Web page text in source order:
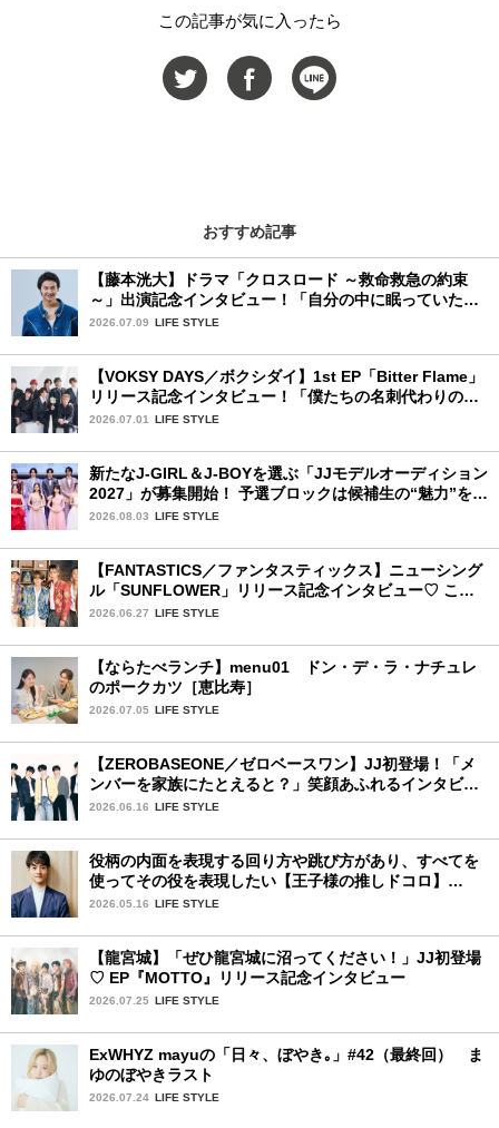
この記事が気に入ったら
おすすめ記事
【藤本洸大】ドラマ「クロスロード ～救命救急の約束
～」出演記念インタビュー！「自分の中に眠っていた熱
を思い出させてもらった作品です」
2026.07.09 LIFE STYLE
【VOKSY DAYS／ボクシダイ】1st EP「Bitter Flame」
リリース記念インタビュー！「僕たちの名刺代わりのよ
うなアルバム」
2026.07.01 LIFE STYLE
新たなJ-GIRL＆J-BOYを選ぶ「JJモデルオーディション
2027」が募集開始！ 予選ブロックは候補生の“魅力”を重
視した「新システム」に変わります
2026.08.03 LIFE STYLE
【FANTASTICS／ファンタスティックス】ニューシング
ル「SUNFLOWER」リリース記念インタビュー♡ この
夏楽しみにしていることは？
2026.06.27 LIFE STYLE
【ならたべランチ】menu01 ドン・デ・ラ・ナチュレ
のポークカツ［恵比寿］
2026.07.05 LIFE STYLE
【ZEROBASEONE／ゼロベースワン】JJ初登場！「メ
ンバーを家族にたとえると？」笑顔あふれるインタビュ
ー♡
2026.06.16 LIFE STYLE
役柄の内面を表現する回り方や跳び方があり、すべてを
使ってその役を表現したい【王子様の推しドコロ】
vol.31 大塚 卓さん
2026.05.16 LIFE STYLE
【龍宮城】「ぜひ龍宮城に沼ってください！」JJ初登場
♡ EP『MOTTO』リリース記念インタビュー
2026.07.25 LIFE STYLE
ExWHYZ mayuの「日々、ぼやき｡」#42（最終回） ま
ゆのぼやきラスト
2026.07.24 LIFE STYLE